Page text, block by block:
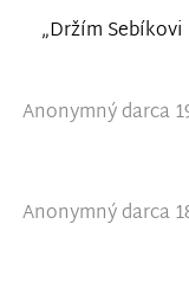
„Držím
Anonymný darca
Anonymný darca